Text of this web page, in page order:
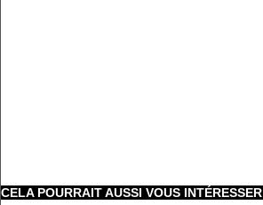
CELA POURRAIT AUSSI VOUS INTÉRESSER